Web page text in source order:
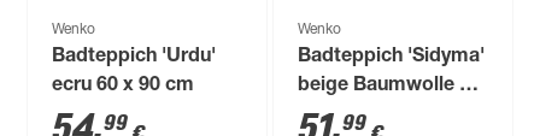
Wenko
Badteppich 'Urdu'
ecru 60 x 90 cm
99
Wenko
Badteppich 'Sidyma'
beige Baumwolle 60
x 90 cm
99